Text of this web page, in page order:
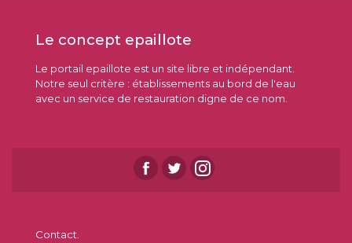
Le concept epaillote
Le portail epaillote est un site libre et indépendant.
Notre seul critère : établissements au bord de l'eau
avec un service de restauration digne de ce nom.
Contact.